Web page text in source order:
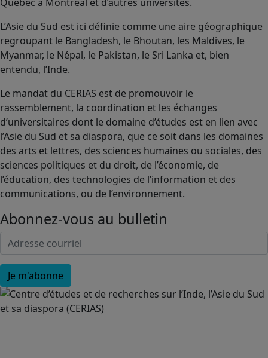
L’Asie du Sud est ici définie comme une aire géographique
regroupant le Bangladesh, le Bhoutan, les Maldives, le
Myanmar, le Népal, le Pakistan, le Sri Lanka et, bien
entendu, l’Inde.
Le mandat du CERIAS est de promouvoir le
rassemblement, la coordination et les échanges
d’universitaires dont le domaine d’études est en lien avec
l’Asie du Sud et sa diaspora, que ce soit dans les domaines
des arts et lettres, des sciences humaines ou sociales, des
sciences politiques et du droit, de l’économie, de
l’éducation, des technologies de l’information et des
communications, ou de l’environnement.
Abonnez-vous au bulletin